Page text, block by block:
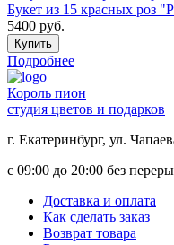
Букет из 15 красных роз
5400 руб.
Купить
Подробнее
Король пион
студия цветов и подарков
г. Екатеринбург, ул.
с 09:00 до 20:00 без
Доставка и оплата
Как сделать заказ
Возврат товара